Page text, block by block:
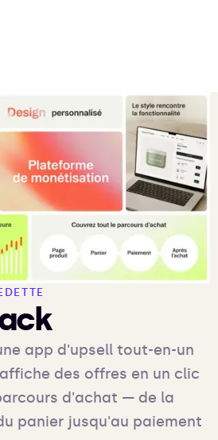
app d'upsell tout-en-un
des offres en un clic
d'achat — de la
panier jusqu'au paiement